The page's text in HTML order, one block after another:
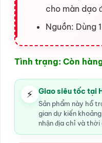
cho màn dạo
Nguồn: Dùng
Tình trạng: Còn
⚡ Giao siêu tốc tại
Sản phẩm này hỗ
gian dự kiến khoảng
nhận địa chỉ và thời